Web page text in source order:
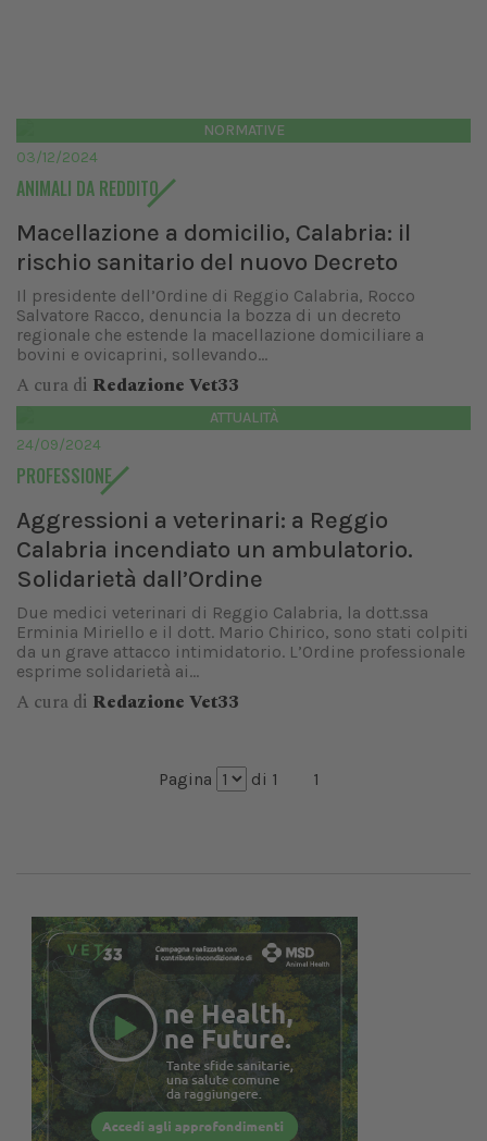
NORMATIVE
03/12/2024
ANIMALI DA REDDITO
Macellazione a domicilio, Calabria: il
rischio sanitario del nuovo Decreto
Il presidente dell’Ordine di Reggio Calabria, Rocco
Salvatore Racco, denuncia la bozza di un decreto
regionale che estende la macellazione domiciliare a
bovini e ovicaprini, sollevando...
A cura di Redazione Vet33
ATTUALITÀ
24/09/2024
PROFESSIONE
Aggressioni a veterinari: a Reggio
Calabria incendiato un ambulatorio.
Solidarietà dall’Ordine
Due medici veterinari di Reggio Calabria, la dott.ssa
Erminia Miriello e il dott. Mario Chirico, sono stati colpiti
da un grave attacco intimidatorio. L’Ordine professionale
esprime solidarietà ai...
A cura di Redazione Vet33
Pagina di 1 1